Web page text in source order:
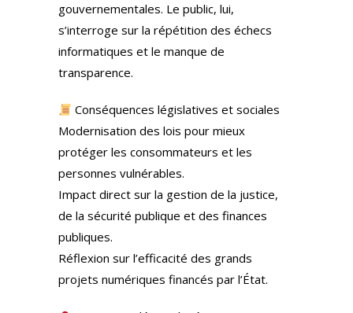
gouvernementales. Le public, lui,
s’interroge sur la répétition des échecs
informatiques et le manque de
transparence.
Conséquences législatives et sociales
Modernisation des lois pour mieux
protéger les consommateurs et les
personnes vulnérables.
Impact direct sur la gestion de la justice,
de la sécurité publique et des finances
publiques.
Réflexion sur l’efficacité des grands
projets numériques financés par l’État.